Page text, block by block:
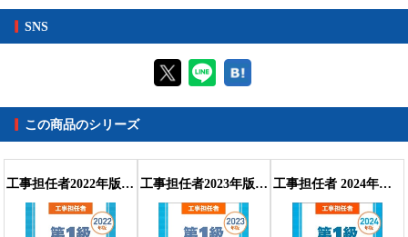
【対応デバイス】
【PC版ConTenDoビューア】
【モバイルビューア】
SNS
この商品のシリーズ
工事担任者2022年版第1級デジタル通信実戦問題 工事担任者2023年版第1級デジタル通信実戦問題 工事担任者 2024年版 第1級デジタル通信実戦問題